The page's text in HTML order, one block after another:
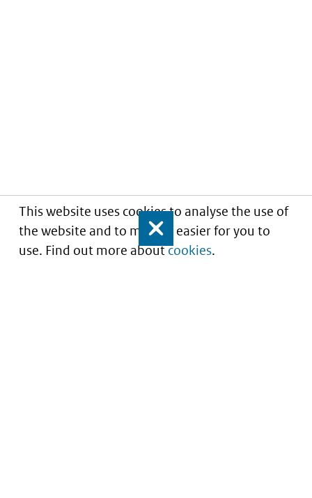
This website uses cookies to analyse the use of
the website and to make it easier for you to
use. Find out more aboutcookies.
Close